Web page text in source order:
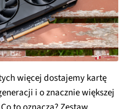
więcej dostajemy kartę
i o znacznie większej